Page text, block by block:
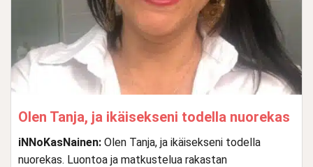
Olen Tanja, ja ikäisekseni todella nuorekas
iNNoKasNainen: Olen Tanja, ja ikäisekseni todella
nuorekas. Luontoa ja matkustelua rakastan